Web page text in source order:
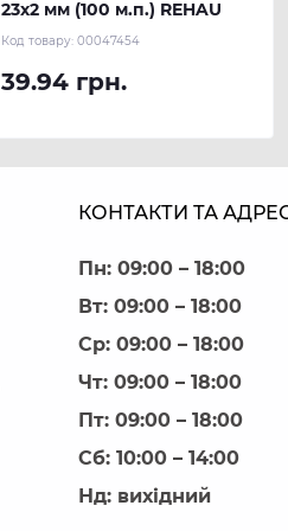
23х2 мм (100 м.п.) REHAU
Код товару:00047454
39.94 грн.
КОНТАКТИ ТА
Пн: 09:00 – 18:00
Вт: 09:00 – 18:00
Ср: 09:00 – 18:00
Чт: 09:00 – 18:00
Пт: 09:00 – 18:00
Сб: 10:00 – 14:00
Нд: вихідний